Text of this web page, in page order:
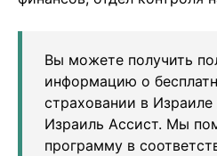
Вы можете получить
информацию о
страховании в
Израиль Ассист. Мы
программу в